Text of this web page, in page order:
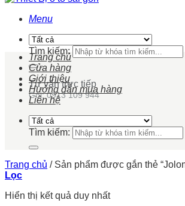
Menu
Tìm kiếm:
Tư vấn trực tiếp
Gọi: 0913 109 944
Trang chủ
Cửa hàng
Giới thiệu
Hướng dẫn mua hàng
Liên hệ
Tìm kiếm:
Trang chủ /Sản phẩm được gắn thẻ
Lọc
Hiển thị kết quả duy nhất